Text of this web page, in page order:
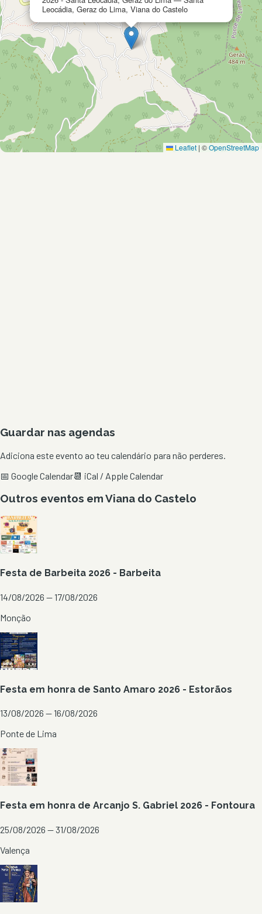
Leocádia, Geraz do Lima, Viana do Castelo
Leaflet | ©OpenStreetMap
Guardar nas agendas
Adiciona este evento ao teu calendário para não perderes.
📅 Google Calendar📆 iCal / Apple Calendar
Outros eventos emViana do Castelo
Festa de Barbeita 2026 - Barbeita
14/08/2026 — 17/08/2026
Monção
Festa em honra de Santo Amaro 2026 - Estorãos
13/08/2026 — 16/08/2026
Ponte de Lima
Festa em honra de Arcanjo S. Gabriel 2026 - Fontoura
25/08/2026 — 31/08/2026
Valença